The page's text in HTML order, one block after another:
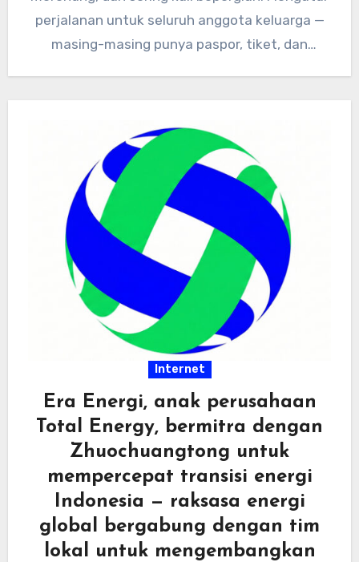
perjalanan untuk seluruh anggota keluarga —
masing-masing punya paspor, tiket, dan
Internet
Era Energi, anak perusahaan
Total Energy, bermitra dengan
Zhuochuangtong untuk
mempercepat transisi energi
Indonesia — raksasa energi
global bergabung dengan tim
lokal untuk mengembangkan